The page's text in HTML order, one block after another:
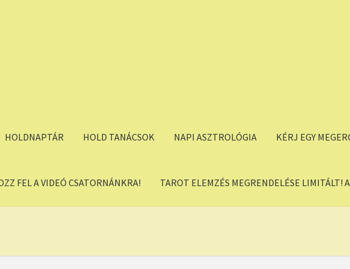
HOLDNAPTÁR HOLD TANÁCSOK NAPI ASZTROLÓGIA KÉRJ EGY
FEL A VIDEÓ CSATORNÁNKRA! TAROT ELEMZÉS MEGRENDELÉSE LIMITÁLT!